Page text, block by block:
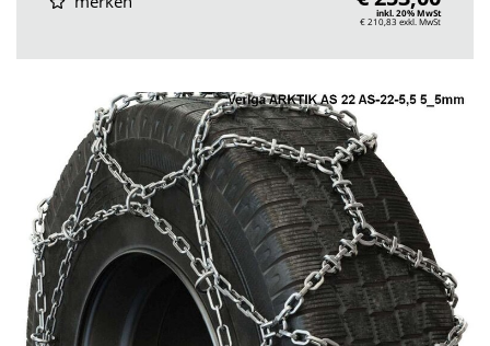
inkl. 20% MwSt
€ 210,83 exkl. MwSt